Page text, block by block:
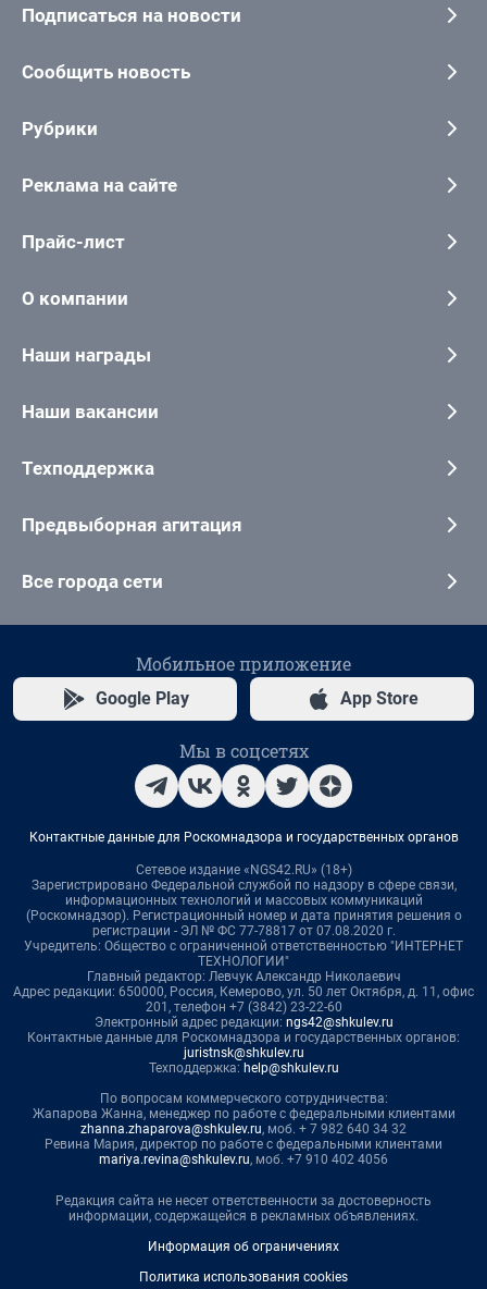
Подписаться на новости
Сообщить новость
Рубрики
Реклама на сайте
Прайс-лист
О компании
Наши награды
Наши вакансии
Техподдержка
Предвыборная агитация
Все города сети
Мобильное приложение
Google Play App Store
Мы в соцсетях
Контактные данные для Роскомнадзора и государственных органов
Сетевое издание «NGS42.RU» (18+)
Зарегистрировано Федеральной службой по надзору в сфере связи,
информационных технологий и массовых коммуникаций
(Роскомнадзор). Регистрационный номер и дата принятия решения о
регистрации - ЭЛ № ФС 77-78817 от 07.08.2020 г.
Учредитель: Общество с ограниченной ответственностью "ИНТЕРНЕТ
ТЕХНОЛОГИИ"
Главный редактор: Левчук Александр Николаевич
Адрес редакции: 650000, Россия, Кемерово, ул. 50 лет Октября, д. 11, офис
201, телефон +7 (3842) 23-22-60
Электронный адрес редакции: ngs42@shkulev.ru
Контактные данные для Роскомнадзора и государственных органов:
juristnsk@shkulev.ru
Техподдержка: help@shkulev.ru
По вопросам коммерческого сотрудничества:
Жапарова Жанна, менеджер по работе с федеральными клиентами
zhanna.zhaparova@shkulev.ru, моб. + 7 982 640 34 32
Ревина Мария, директор по работе с федеральными клиентами
mariya.revina@shkulev.ru, моб. +7 910 402 4056
Редакция сайта не несет ответственности за достоверность
информации, содержащейся в рекламных объявлениях.
Информация об ограничениях
Политика использования cookies